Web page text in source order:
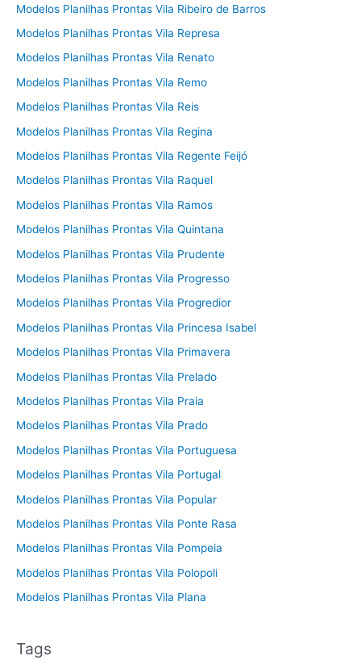
Modelos Planilhas Prontas Vila Ribeiro de Barros
Modelos Planilhas Prontas Vila Represa
Modelos Planilhas Prontas Vila Renato
Modelos Planilhas Prontas Vila Remo
Modelos Planilhas Prontas Vila Reis
Modelos Planilhas Prontas Vila Regina
Modelos Planilhas Prontas Vila Regente Feijó
Modelos Planilhas Prontas Vila Raquel
Modelos Planilhas Prontas Vila Ramos
Modelos Planilhas Prontas Vila Quintana
Modelos Planilhas Prontas Vila Prudente
Modelos Planilhas Prontas Vila Progresso
Modelos Planilhas Prontas Vila Progredior
Modelos Planilhas Prontas Vila Princesa Isabel
Modelos Planilhas Prontas Vila Primavera
Modelos Planilhas Prontas Vila Prelado
Modelos Planilhas Prontas Vila Praia
Modelos Planilhas Prontas Vila Prado
Modelos Planilhas Prontas Vila Portuguesa
Modelos Planilhas Prontas Vila Portugal
Modelos Planilhas Prontas Vila Popular
Modelos Planilhas Prontas Vila Ponte Rasa
Modelos Planilhas Prontas Vila Pompeia
Modelos Planilhas Prontas Vila Polopoli
Modelos Planilhas Prontas Vila Plana
Tags